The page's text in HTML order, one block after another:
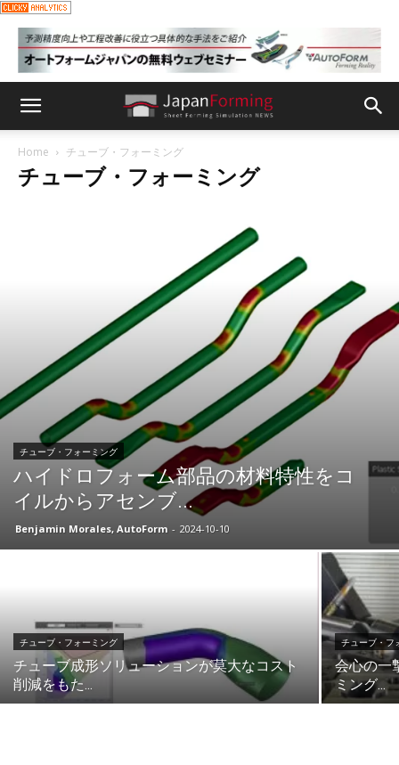
Home チューブ・フォーミング
チューブ・フォーミング
チューブ・フォーミング
ハイドロフォーム部品の材料特性をコ
イルからアセンブ...
Benjamin Morales, AutoForm - 2024-10-10
チューブ・フォーミング
チューブ成形ソリューションが莫大なコスト
削減をもた...
チューブ・フ
会心の一
ミング...